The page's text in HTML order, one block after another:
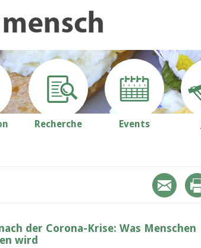
Recherche Events
der Corona-Krise: Was Menschen
wird